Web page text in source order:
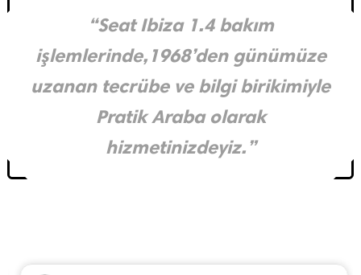
“Seat Ibiza 1.4 bakım
işlemlerinde,1968’den günümüze
uzanan tecrübe ve bilgi birikimiyle
Pratik Araba olarak
hizmetinizdeyiz.”